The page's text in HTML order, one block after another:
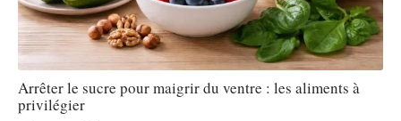
Arrêter le sucre pour maigrir du ventre : les aliments à
privilégier